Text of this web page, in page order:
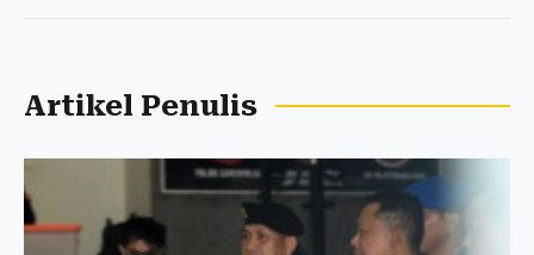
Artikel Penulis